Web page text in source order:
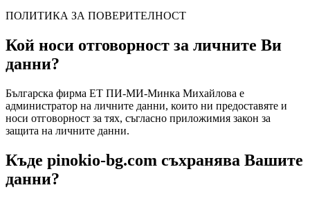
ПОЛИТИКА ЗА ПОВЕРИТЕЛНОСТ
Кой носи отговорност за личните Ви
данни?
Българска фирма ЕТ ПИ-МИ-Минка Михайлова е
администратор на личните данни, които ни предоставяте и
носи отговорност за тях, съгласно приложимия закон за
защита на личните данни.
Къде pinokio-bg.com съхранява Вашите
данни?